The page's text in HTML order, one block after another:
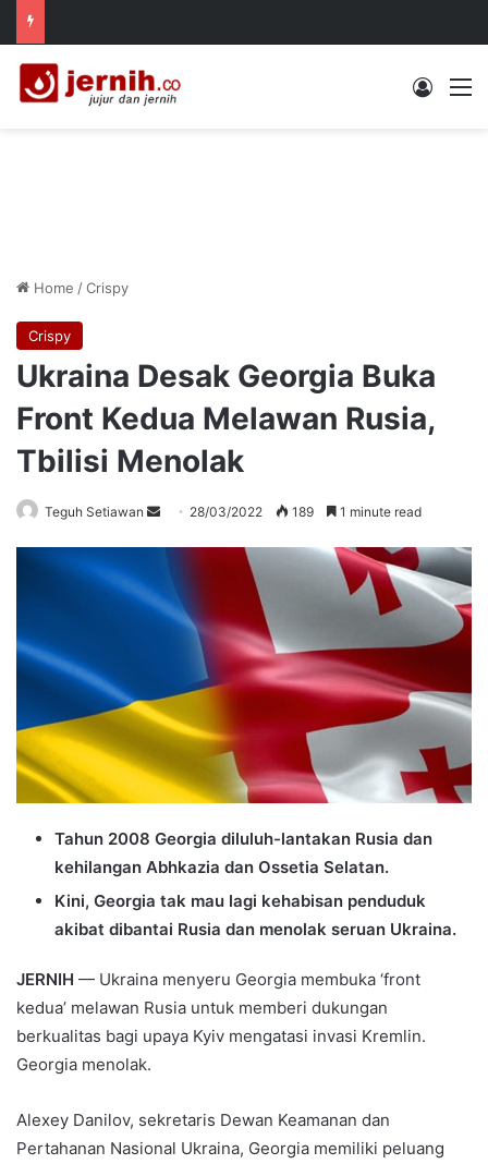
Log In
Home /Crispy
Crispy
Ukraina Desak Georgia Buka
Front Kedua Melawan Rusia,
Tbilisi Menolak
Teguh Setiawan
Send 28/03/2022 189 1 minute read
Tahun 2008 Georgia diluluh-lantakan Rusia dan
kehilangan Abhkazia dan Ossetia Selatan.
Kini, Georgia tak mau lagi kehabisan penduduk
akibat dibantai Rusia dan menolak seruan Ukraina.
JERNIH — Ukraina menyeru Georgia membuka ‘front
kedua’ melawan Rusia untuk memberi dukungan
berkualitas bagi upaya Kyiv mengatasi invasi Kremlin.
Georgia menolak.
Alexey Danilov, sekretaris Dewan Keamanan dan
Pertahanan Nasional Ukraina, Georgia memiliki peluang